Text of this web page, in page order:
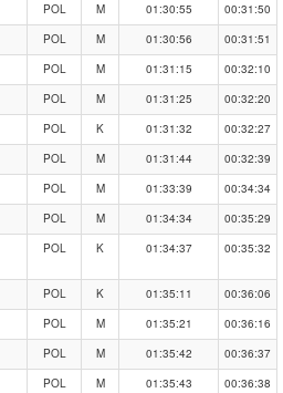
POL M 01:30:55
00:31:50
POL M 01:30:56
00:31:51
POL M 01:31:15
00:32:10
POL M 01:31:25
00:32:20
POL K 01:31:32
00:32:27
POL M 01:31:44
00:32:39
POL M 01:33:39
00:34:34
POL M 01:34:34
00:35:29
POL K 01:34:37 00:35:32
POL K 01:35:11
00:36:06
POL M 01:35:21
00:36:16
POL M 01:35:42
00:36:37
POL M 01:35:43
00:36:38